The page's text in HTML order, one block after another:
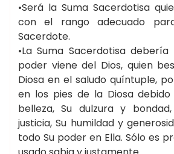
•Será la Suma Sacerdotisa
con el rango adecuado
Sacerdote.
•La Suma Sacerdotisa
poder viene del Dios, quien
Diosa en el saludo quíntuple,
en los pies de la Diosa
belleza, Su dulzura y
justicia, Su humildad y
todo Su poder en Ella. Sólo es